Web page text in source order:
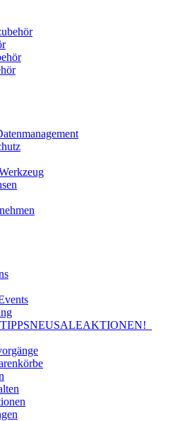
TIPPSNEUSALEAKTIONEN!